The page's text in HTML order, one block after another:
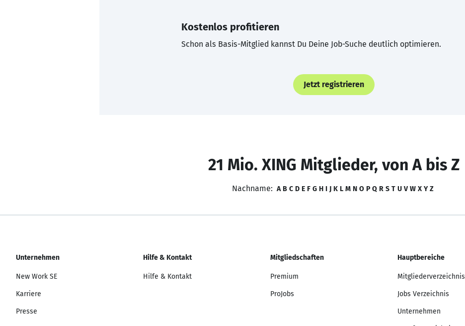
Kostenlos profitieren
Schon als Basis-Mitglied kannst Du Deine Job-Suche deutlich optimieren.
Jetzt registrieren
21 Mio. XING Mitglieder, von A bis Z
Nachname: A B C D E F G H I J K L M N O P Q R S T U V W X Y Z
Unternehmen
New Work SE
Karriere
Presse
Hilfe & Kontakt
Hilfe & Kontakt
Mitgliedschaften
Premium
ProJobs
Hauptbereiche
Mitgliederverzeichnis
Jobs Verzeichnis
Unternehmen